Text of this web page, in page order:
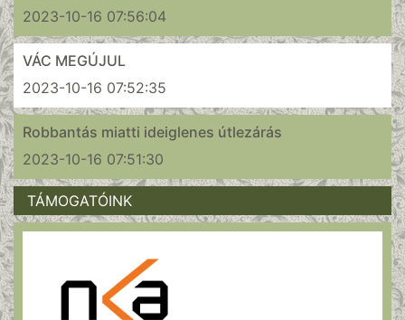
2023-10-16 07:56:04
VÁC MEGÚJUL
2023-10-16 07:52:35
Robbantás miatti ideiglenes útlezárás
2023-10-16 07:51:30
TÁMOGATÓINK